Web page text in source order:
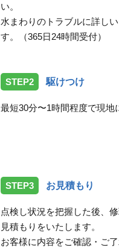
い。
水まわりのトラブルに詳し
す。（365日24時間受付）
STEP2 駆けつけ
最短30分〜1時間程度で現地
STEP3 お見積もり
点検し状況を把握した後、
見積もりをいたします。
お客様に内容をご確認・ご